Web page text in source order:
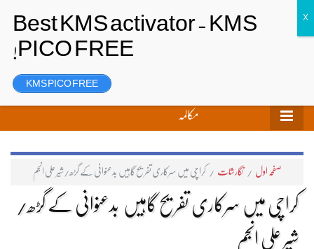
رجسٹر
مکالمہ
صفحہ اول / نگارشات / کراچی میں سرکاری تفریح گاہیں بدعنوانی کے گڑھ/شیر علی انجم
کراچی میں سرکاری تفریح گاہیں بدعنوانی کے گڑھ/
شیر علی انجم
KMS PICO FREE